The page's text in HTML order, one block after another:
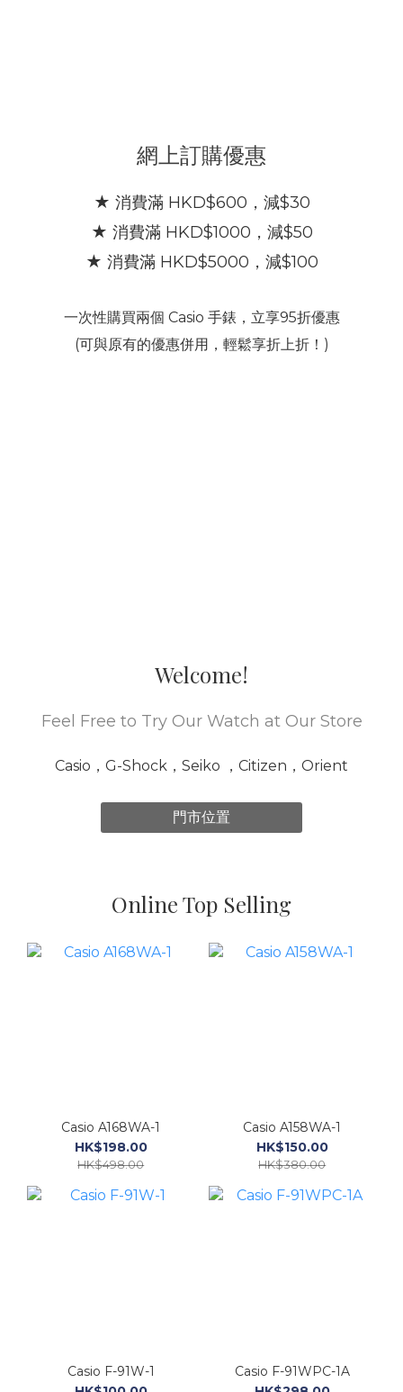
網上訂購優惠
★ 消費滿 HKD$600，減$30
★ 消費滿 HKD$1000，減$50
★ 消費滿HKD$5000，減$100
一次性購買兩個 Casio 手錶，立享95折優惠
(可與原有的優惠併用，輕鬆享折上折！)
Welcome!
Feel Free to Try Our Watch at Our Store
Casio，G-Shock，Seiko ，Citizen，Orient
門市位置
Online Top Selling
Casio A168WA-1
HK$198.00
HK$498.00
Casio A158WA-1
HK$150.00
HK$380.00
Casio F-91W-1
Casio F-91WPC-1A